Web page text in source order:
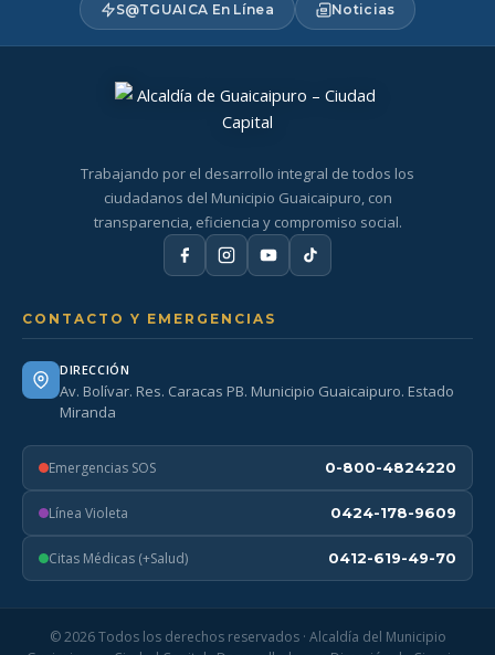
S@TGUAICA En Línea Noticias
Trabajando por el desarrollo integral de todos los
ciudadanos del Municipio Guaicaipuro, con
transparencia, eficiencia y compromiso social.
CONTACTO Y EMERGENCIAS
DIRECCIÓN
Av. Bolívar. Res. Caracas PB. Municipio Guaicaipuro. Estado
Miranda
Emergencias SOS 0-800-4824220
Línea Violeta 0424-178-9609
Citas Médicas (+Salud) 0412-619-49-70
© 2026 Todos los derechos reservados · Alcaldía del Municipio